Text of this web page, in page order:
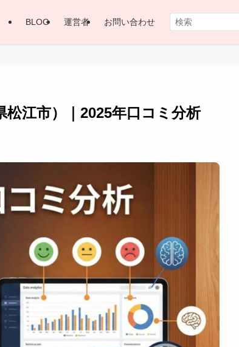
BLOG 運営者 お問い合わせ
江市）｜2025年口コミ分析